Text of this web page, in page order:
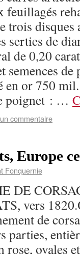
feuillagés
trois
serties de
de 0,20
semences
en or 750
poignet : …
commentaire
Europe
Fonquernie
DE
vers
de
parties,
rose, ovales